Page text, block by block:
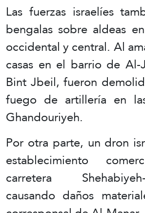
Las fuerzas israelíes
bengalas sobre aldeas
occidental y central. Al
casas en el barrio de Al-
Bint Jbeil, fueron
fuego de artillería en
Ghandouriyeh.
Por otra parte, un dron
establecimiento
carretera Shehabiyeh-
causando daños